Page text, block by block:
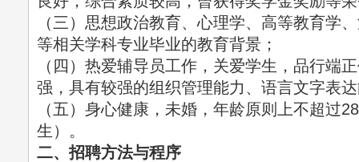
（三）思想政治教育、心理学、高等教育学
等相关学科专业毕业的教育背景；
（四）热爱辅导员工作，关爱学生，品行端
强，具有较强的组织管理能力、语言文字表
（五）身心健康，未婚，年龄原则上不超过
生）。
二、招聘方法与程序